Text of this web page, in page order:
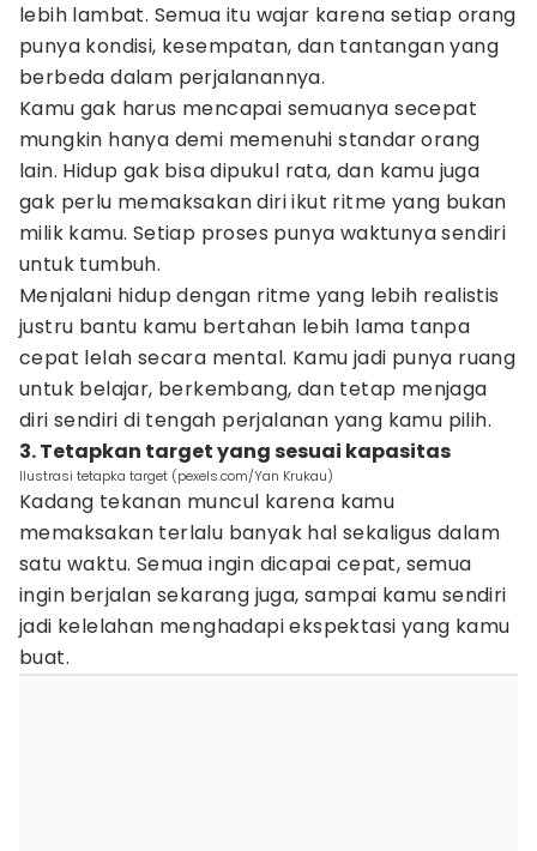
lebih lambat. Semua itu wajar karena setiap orang
punya kondisi, kesempatan, dan tantangan yang
berbeda dalam perjalanannya.
Kamu gak harus mencapai semuanya secepat
mungkin hanya demi memenuhi standar orang
lain. Hidup gak bisa dipukul rata, dan kamu juga
gak perlu memaksakan diri ikut ritme yang bukan
milik kamu. Setiap proses punya waktunya sendiri
untuk tumbuh.
Menjalani hidup dengan ritme yang lebih realistis
justru bantu kamu bertahan lebih lama tanpa
cepat lelah secara mental. Kamu jadi punya ruang
untuk belajar, berkembang, dan tetap menjaga
diri sendiri di tengah perjalanan yang kamu pilih.
3. Tetapkan target yang sesuai kapasitas
Ilustrasi tetapka target (pexels.com/Yan Krukau)
Kadang tekanan muncul karena kamu
memaksakan terlalu banyak hal sekaligus dalam
satu waktu. Semua ingin dicapai cepat, semua
ingin berjalan sekarang juga, sampai kamu sendiri
jadi kelelahan menghadapi ekspektasi yang kamu
buat.